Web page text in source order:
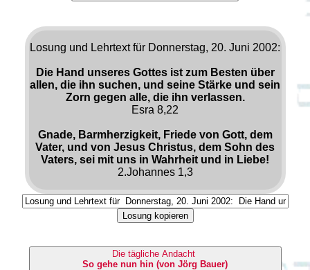
Losung und Lehrtext für Donnerstag, 20. Juni 2002:
Die Hand unseres Gottes ist zum Besten über
allen, die ihn suchen, und seine Stärke und sein
Zorn gegen alle, die ihn verlassen.
Esra 8,22
Gnade, Barmherzigkeit, Friede von Gott, dem
Vater, und von Jesus Christus, dem Sohn des
Vaters, sei mit uns in Wahrheit und in Liebe!
2.Johannes 1,3
Losung kopieren
Die tägliche Andacht
So gehe nun hin (von Jörg Bauer)